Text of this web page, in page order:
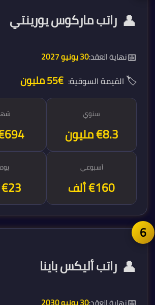
👤 راتب ماركوس يورينتي
نهاية العقد:30 يونيو 2027
🏷️القيمة السوقية:€55 مليون
سنوي
€8.3 مليون
شهري
€694 ألف
أسبوعي
€160 ألف
يومي
€23 ألف
6
👤 راتب أليكس باينا